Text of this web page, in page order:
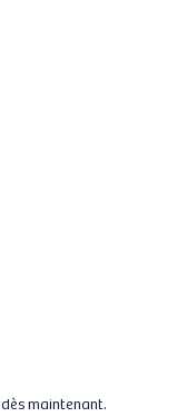
maintenant.